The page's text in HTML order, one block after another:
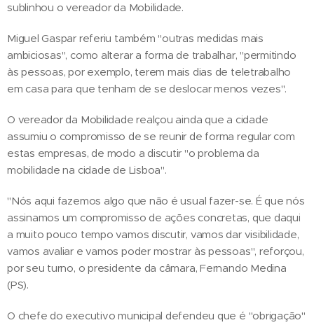
sublinhou o vereador da Mobilidade.
Miguel Gaspar referiu também "outras medidas mais
ambiciosas", como alterar a forma de trabalhar, "permitindo
às pessoas, por exemplo, terem mais dias de teletrabalho
em casa para que tenham de se deslocar menos vezes".
O vereador da Mobilidade realçou ainda que a cidade
assumiu o compromisso de se reunir de forma regular com
estas empresas, de modo a discutir "o problema da
mobilidade na cidade de Lisboa".
"Nós aqui fazemos algo que não é usual fazer-se. É que nós
assinamos um compromisso de ações concretas, que daqui
a muito pouco tempo vamos discutir, vamos dar visibilidade,
vamos avaliar e vamos poder mostrar às pessoas", reforçou,
por seu turno, o presidente da câmara, Fernando Medina
(PS).
O chefe do executivo municipal defendeu que é "obrigação"